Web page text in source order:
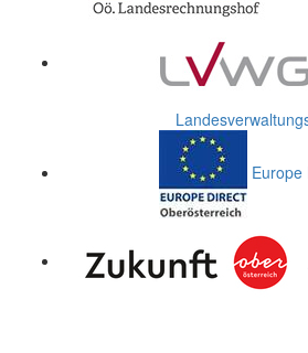
Europe